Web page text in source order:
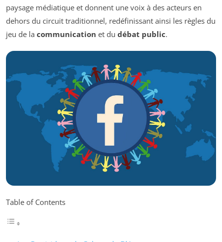
paysage médiatique et donnent une voix à des acteurs en
dehors du circuit traditionnel, redéfinissant ainsi les règles du
jeu de la communication et du débat public.
Table of Contents